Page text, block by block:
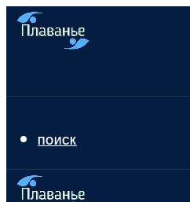
ПОИСК